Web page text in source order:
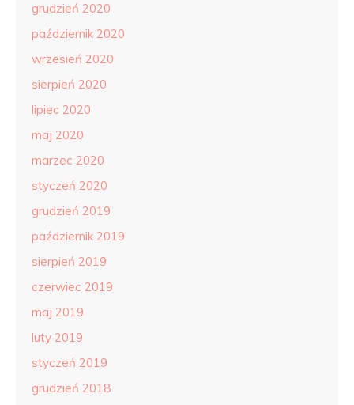
grudzień 2020
październik 2020
wrzesień 2020
sierpień 2020
lipiec 2020
maj 2020
marzec 2020
styczeń 2020
grudzień 2019
październik 2019
sierpień 2019
czerwiec 2019
maj 2019
luty 2019
styczeń 2019
grudzień 2018